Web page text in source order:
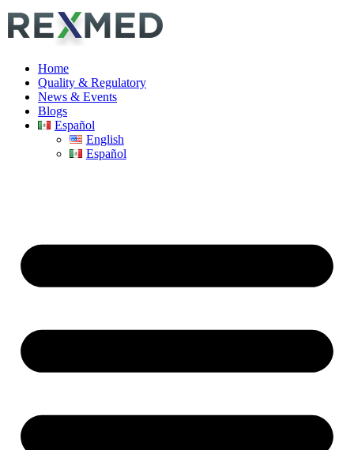
Home
Quality & Regulatory
News & Events
Blogs
Español
English
Español